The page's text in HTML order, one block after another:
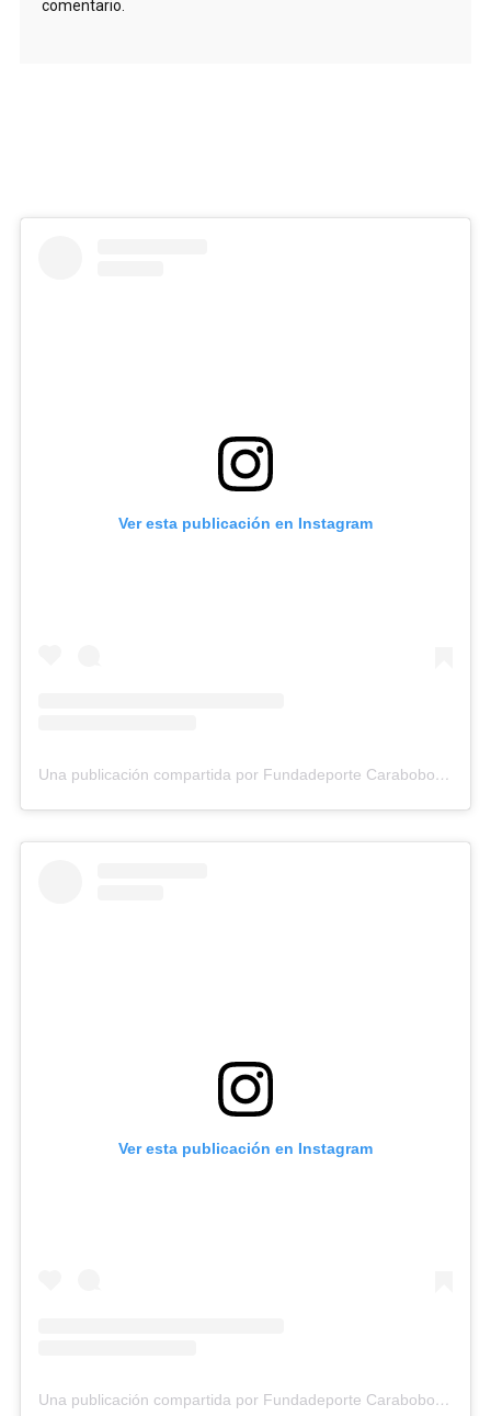
comentario.
Ver esta publicación en Instagram
Una publicación compartida por Fundadeporte Carabobo (@fundadeporte)
Ver esta publicación en Instagram
Una publicación compartida por Fundadeporte Carabobo (@fundadeporte)